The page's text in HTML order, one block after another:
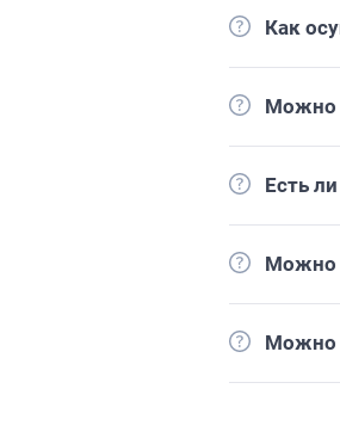
Как
Можно
Есть
Можно
Можно